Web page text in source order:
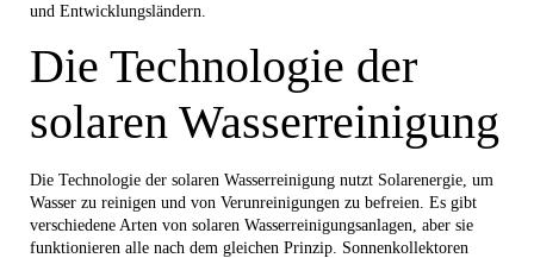
und Entwicklungsländern.
Die Technologie der
solaren Wasserreinigung
Die Technologie der solaren Wasserreinigung nutzt Solarenergie, um
Wasser zu reinigen und von Verunreinigungen zu befreien. Es gibt
verschiedene Arten von solaren Wasserreinigungsanlagen, aber sie
funktionieren alle nach dem gleichen Prinzip. Sonnenkollektoren